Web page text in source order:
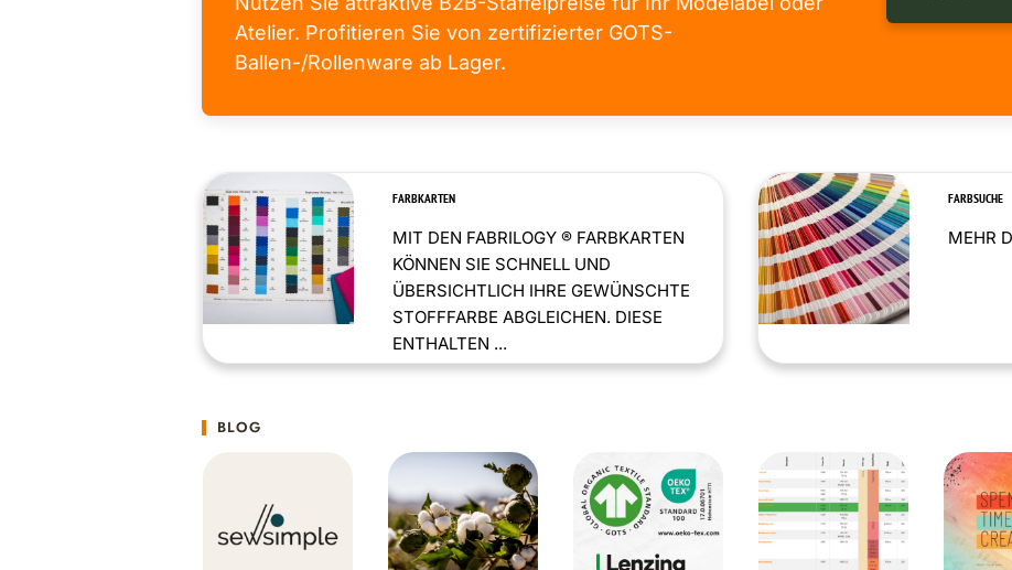
Atelier. Profitieren Sie von zertifizierter GOTS-
Ballen-/Rollenware ab Lager.
FARBKARTEN
MIT DEN FABRILOGY ® FARBKARTEN
KÖNNEN SIE SCHNELL UND
ÜBERSICHTLICH IHRE GEWÜNSCHTE
STOFFFARBE ABGLEICHEN. DIESE
ENTHALTEN ...
FARBSUCHE
MEHR
BLOG